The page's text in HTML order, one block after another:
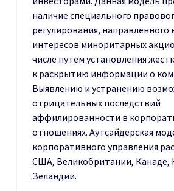
наличие специального
регулирования, направленного
интересов миноритарных
числе путем установления
к раскрытию информации о
Выявлению и устранению
отрицательных последствий
аффилированности в
отношениях. Аутсайдерская
корпоративного управления
США, Великобритании, Канаде,
Зеландии.